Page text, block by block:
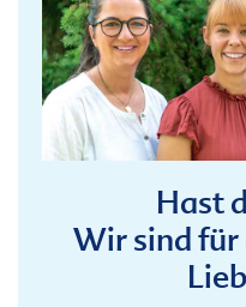
Hast
Wir sind für